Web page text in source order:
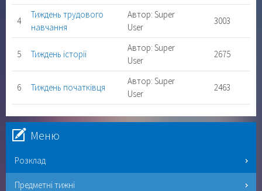
4
Тиждень трудового
навчання
Автор: Super
User
3003
5 Тиждень історії
Автор: Super
User
2675
6 Тиждень початківця
Автор: Super
User
2463
Меню
Розклад
Предметні тижні